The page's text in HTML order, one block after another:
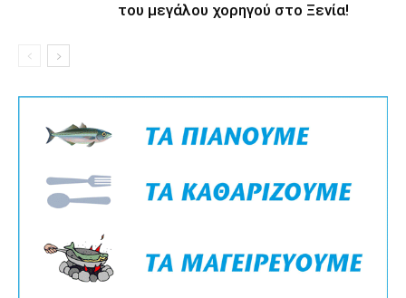
του μεγάλου χορηγού στο Ξενία!